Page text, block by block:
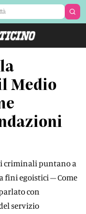
Medio
criminali puntano a
fini egoistici – Come
con
servizio